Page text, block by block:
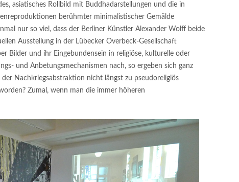
asiatisches Rollbild mit Buddhadarstellungen und die in
berühmter minimalistischer Gemälde
nur so viel, dass der Berliner Künstler Alexander Wolff beide
Ausstellung in der Lübecker Overbeck-Gesellschaft
Bilder und ihr Eingebundensein in religiöse, kulturelle oder
und Anbetungsmechanismen nach, so ergeben sich ganz
der Nachkriegsabstraktion nicht längst zu pseudoreligiös
Zumal, wenn man die immer höheren